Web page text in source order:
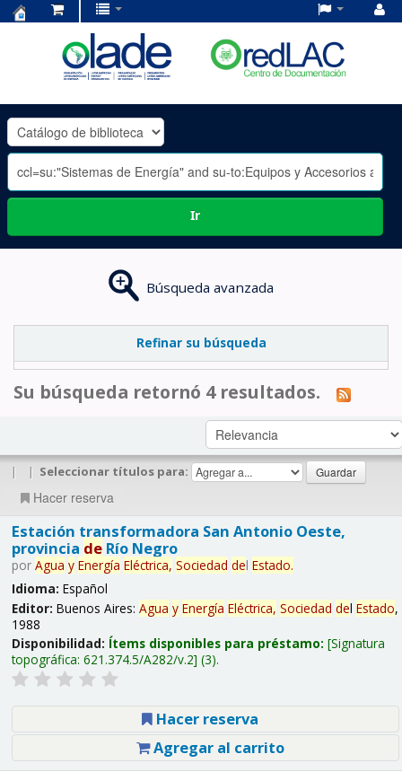
OLADE
-
Ir
Búsqueda avanzada
Refinar su búsqueda
Su búsqueda retornó 4 resultados.
| | Seleccionar títulos para:
Hacer reserva
Estación transformadora San Antonio Oeste,
provincia deRío Negro
por Agua y Energía Eléctrica, Sociedad del Estado.
Idioma: Español
Editor: Buenos Aires: Agua y Energía Eléctrica, Sociedad del Estado,
1988
Disponibilidad: Ítems disponibles para préstamo: Signatura
topográfica: 621.374.5/A282/v.2 (3).
Hacer reserva
Agregar al carrito